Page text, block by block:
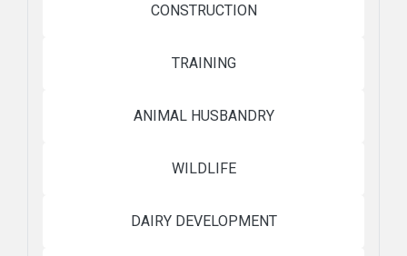
CONSTRUCTION
TRAINING
ANIMAL HUSBANDRY
WILDLIFE
DAIRY DEVELOPMENT